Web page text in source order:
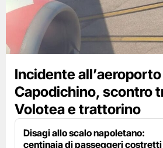
Incidente
Capodichino, scontro
Volotea e trattorino
Disagi allo scalo napoletano:
centinaia di passeggeri costretti